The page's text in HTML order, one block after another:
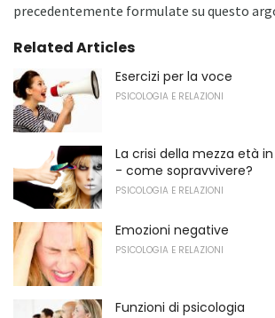
precedentemente formulate su questo
Related Articles
Esercizi per la voce
PSICOLOGIA E RELAZIONI
La crisi della mezza età
- come sopravvivere?
PSICOLOGIA E RELAZIONI
Emozioni negative
PSICOLOGIA E RELAZIONI
Funzioni di psicologia